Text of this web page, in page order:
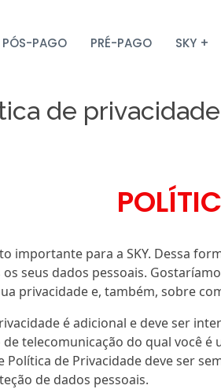
PÓS-PAGO PRÉ-PAGO SKY +
de privacidade
importante para a SKY. Dessa
seus dados pessoais.
privacidade e, também, sobre
é adicional e deve ser
telecomunicação do qual você
Política de Privacidade deve ser
de dados pessoais.